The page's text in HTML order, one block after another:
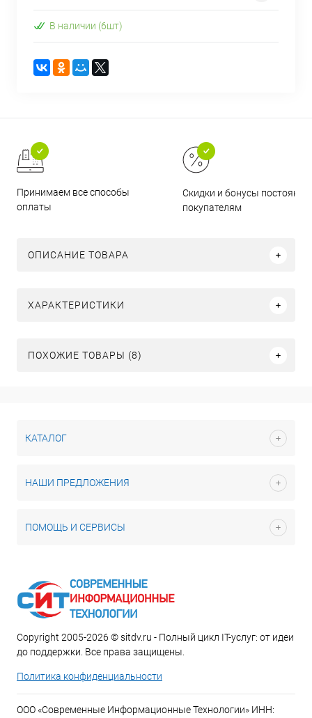
В наличии (6шт)
Принимаем все способы
оплаты
Скидки и бонусы
покупателям
ОПИСАНИЕ ТОВАРА
ХАРАКТЕРИСТИКИ
ПОХОЖИЕ ТОВАРЫ (8)
КАТАЛОГ
НАШИ ПРЕДЛОЖЕНИЯ
ПОМОЩЬ И СЕРВИСЫ
Copyright 2005-2026 © sitdv.ru - Полный цикл IT-услуг: от идеи
до поддержки. Все права защищены.
Политика конфиденциальности
ООО «Современные Информационные Технологии» ИНН: